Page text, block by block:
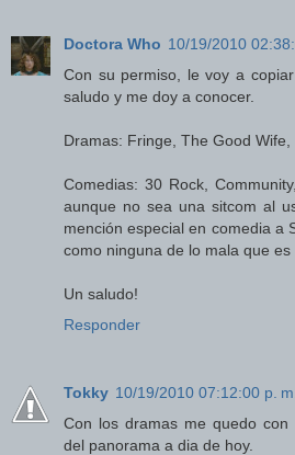
Doctora Who 10/19/2010
Con su permiso, le voy a
saludo y me doy a conocer.
Dramas: Fringe, The Good Wife,
Comedias: 30 Rock,
aunque no sea una sitcom al
mención especial en comedia a
como ninguna de lo mala que es
Un saludo!
Responder
Tokky 10/19/2010 07:12:00 p. m.
Con los dramas me quedo
del panorama a dia de hoy.